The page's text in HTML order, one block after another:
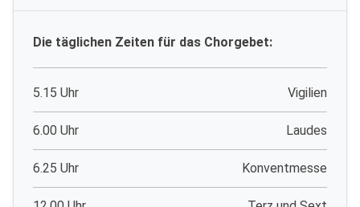
Die täglichen Zeiten für das Chorgebet:
5.15 Uhr Vigilien
6.00 Uhr Laudes
6.25 Uhr Konventmesse